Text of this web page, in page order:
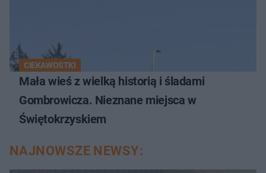
CIEKAWOSTKI
Mała wieś z wielką historią i śladami
Gombrowicza. Nieznane miejsca w
Świętokrzyskiem
NAJNOWSZE NEWSY: